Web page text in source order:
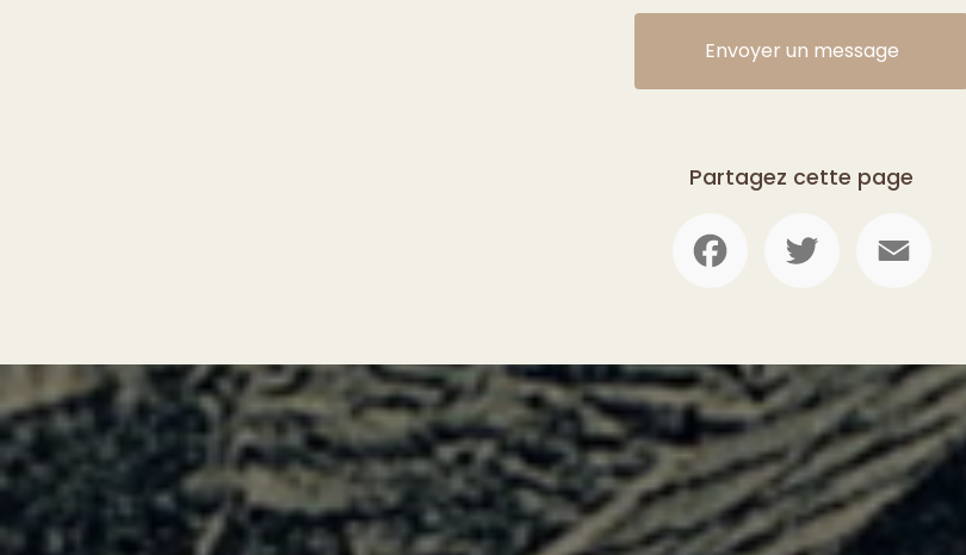
Envoyer un message
Partagez cette page